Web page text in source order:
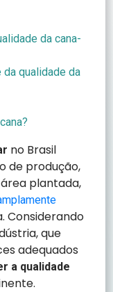
da cana-
qualidade da
no Brasil
de produção,
plantada,
Considerando
que
adequados
a qualidade